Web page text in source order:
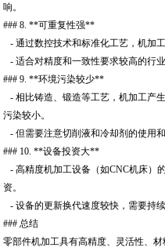
响。
### 8. **可重复性强**
- 通过数控技术和标准化工艺，机加
- 适合对精度和一致性要求较高的行
### 9. **环境污染较少**
- 相比铸造、锻造等工艺，机加工产
污染较小。
- 但需要注意切削液和冷却剂的使用
### 10. **设备投资大**
- 高精度机加工设备（如CNC机床）
资。
- 设备的更新换代速度较快，需要持
### 总结
零部件机加工具有高精度、灵活性、